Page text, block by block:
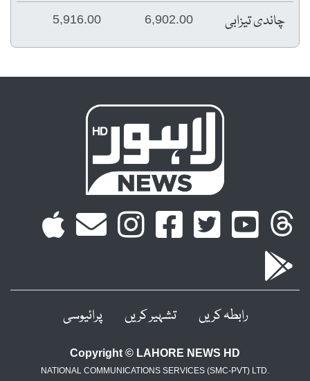
چاندی تیزابی 6,902.00
5,916.00
رابطہ کریں تشہیر کریں پرائیوسی
Copyright © LAHORE NEWS HD
NATIONAL COMMUNICATIONS SERVICES (SMC-PVT) LTD.